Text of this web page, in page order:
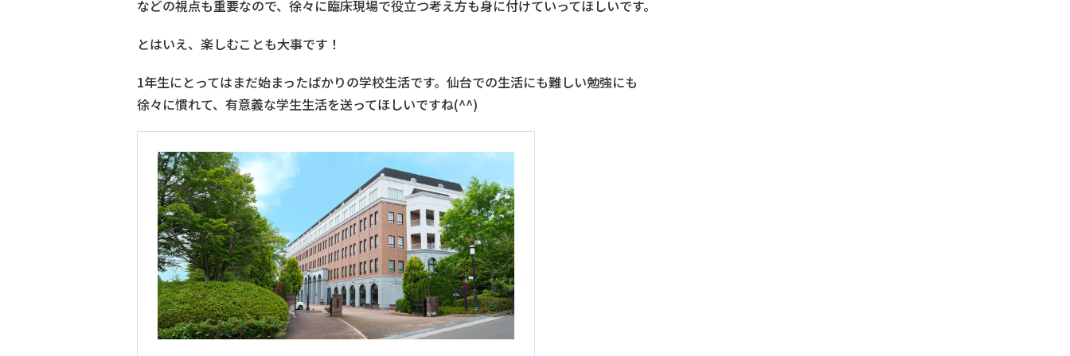
などの視点も重要なので、徐々に臨床現場で役立つ考え方も身に付けていってほしいです。
とはいえ、楽しむことも大事です！
1年生にとってはまだ始まったばかりの学校生活です。仙台での生活にも難しい勉強にも
徐々に慣れて、有意義な学生生活を送ってほしいですね(^^)